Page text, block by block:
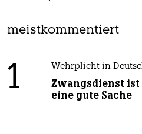
meistkommentiert
1 Wehrplicht in
Zwangsdienst
eine gute Sache